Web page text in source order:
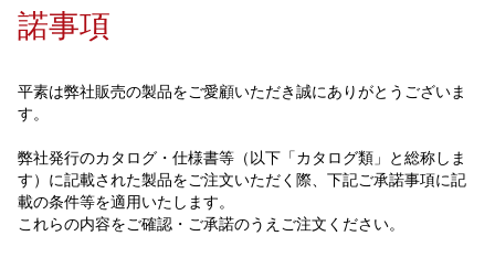
諾事項
平素は弊社販売の製品をご愛顧いただき誠にありがとうございま
す。
弊社発行のカタログ・仕様書等（以下「カタログ類」と総称しま
す）に記載された製品をご注文いただく際、下記ご承諾事項に記
載の条件等を適用いたします。
これらの内容をご確認・ご承諾のうえご注文ください。